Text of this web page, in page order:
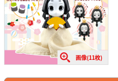
画像(11枚)